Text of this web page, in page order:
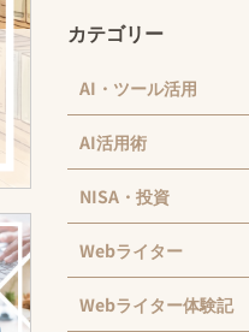
カテゴリー
AI・ツール活用
AI活用術
NISA・投資
Webライター
Webライター体験記